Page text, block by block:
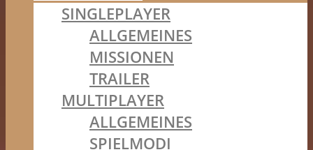
SINGLEPLAYER
ALLGEMEINES
MISSIONEN
TRAILER
MULTIPLAYER
ALLGEMEINES
SPIELMODI